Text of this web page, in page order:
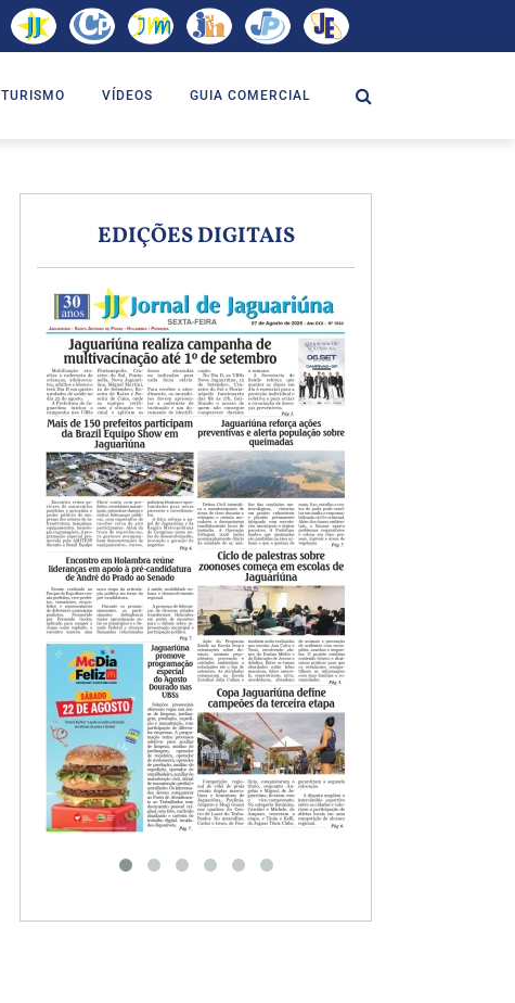
TURISMO VÍDEOS GUIA COMERCIAL
EDIÇÕES DIGITAIS